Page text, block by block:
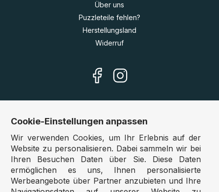
Über uns
Puzzleteile fehlen?
Herstellungsland
Widerruf
Unsere Shops
Deutschland:www.puzzle.de
Österreich:
www.puzzle.at
Belgien:www.puzzle.be
Großbritannien:www.jigsawpuzzle.co.uk
Cookie-Einstellungen anpassen
Wir verwenden Cookies, um Ihr Erlebnis auf der
Website zu personalisieren. Dabei sammeln wir bei
Ihren Besuchen Daten über Sie. Diese Daten
ermöglichen es uns, Ihnen personalisierte
Werbeangebote über Partner anzubieten und Ihre